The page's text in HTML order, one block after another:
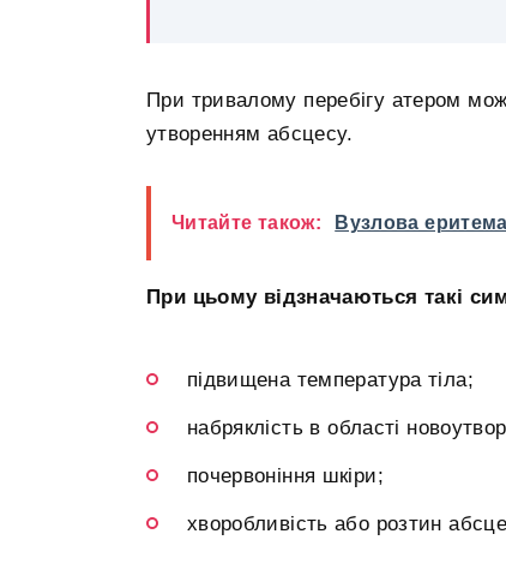
При тривалому перебігу атером
утворенням абсцесу.
Читайте також: Вузлова
При цьому відзначаються такі
підвищена температура тіла;
набряклість в області
почервоніння шкіри;
хворобливість або розтин